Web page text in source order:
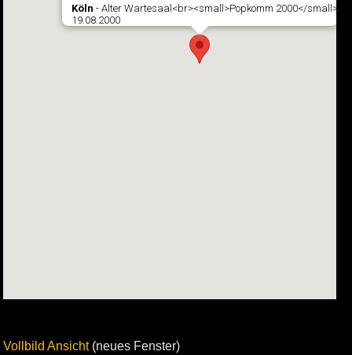
Köln - Alter Wartesaal<br><small>Popkomm 2000</small>
19.08.2000
Vollbild Ansicht(neues Fenster)